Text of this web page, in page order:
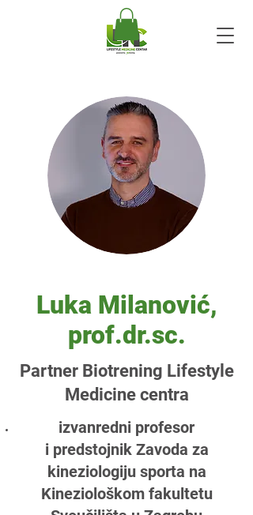
Luka Milanović,
prof.dr.sc.
Partner Biotrening Lifestyle
Medicine centra
izvanredni profesor
i predstojnik Zavoda za
kineziologiju sporta na
Kineziološkom fakultetu